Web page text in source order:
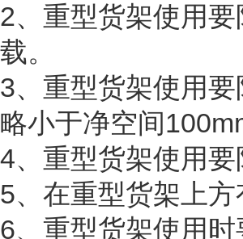
2、重型货架使用
载。
3、重型货架使用
略小于净空间
4、重型货架使用要
5、在重型货架上
6、重型货架使用时